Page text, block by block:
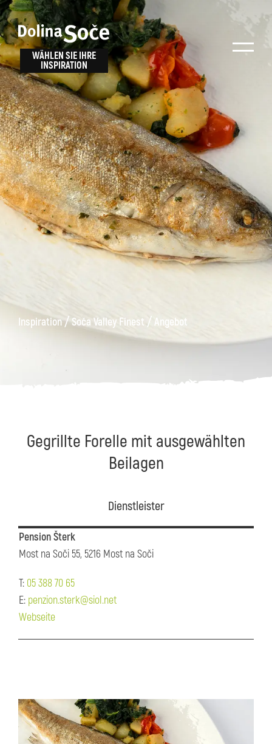
WÄHLEN SIE IHRE
INSPIRATION
Inspiration/Soča Valley Finest /Angebot
Inspiration
finden
Finden Sie Aktivitäten, Attraktionen und
Unterhaltungsmöglichkeiten im Soča-Tal
oder wählen Sie aus unseren Reisetipps.
Suche...
Wählen Sie ein
Erlebnis
TOLMINER KLAMMEN JAVORCA
RIVER PASS JULIANA TRAIL
ALPE ADRIA TRAIL
Gegrillte Forelle mit ausgewählten
Beilagen
Dienstleister
Pension Šterk
Most na Soči 55, 5216 Most na Soči
T: 05 388 70 65
E: penzion.sterk@siol.net
Webseite